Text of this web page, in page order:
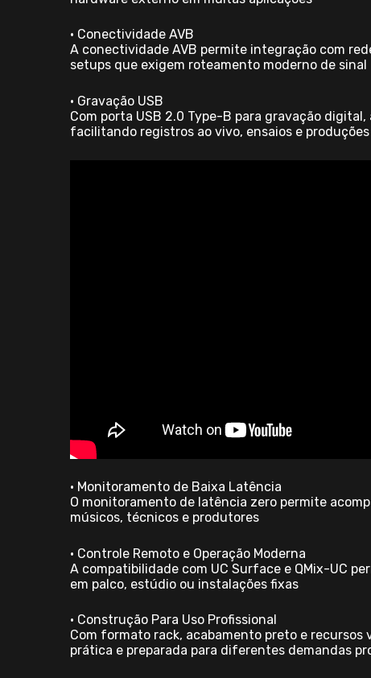
• Conectividade AVB
A conectividade AVB permite integração com
setups que exigem roteamento moderno de sinal
• Gravação USB
Com porta USB 2.0 Type-B para gravação
facilitando registros ao vivo, ensaios e
• Monitoramento de Baixa Latência
O monitoramento de latência zero permite
músicos, técnicos e produtores
• Controle Remoto e Operação Moderna
A compatibilidade com UC Surface e QMix-UC
em palco, estúdio ou instalações fixas
• Construção Para Uso Profissional
Com formato rack, acabamento preto e recursos
prática e preparada para diferentes demandas